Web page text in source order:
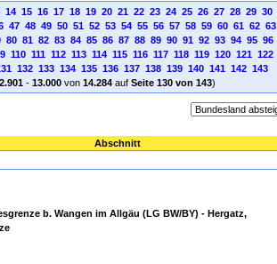
14 15 16 17 18 19 20 21 22 23 24 25 26 27 28 29 30
47 48 49 50 51 52 53 54 55 56 57 58 59 60 61 62 63
80 81 82 83 84 85 86 87 88 89 90 91 92 93 94 95 96
110 111 112 113 114 115 116 117 118 119 120 121 122
132 133 134 135 136 137 138 139 140 141 142 143
- 13.000von 14.284auf Seite 130 von 143)
Abschnitt
b. Wangen im Allgäu (LG BW/BY) - Hergatz,